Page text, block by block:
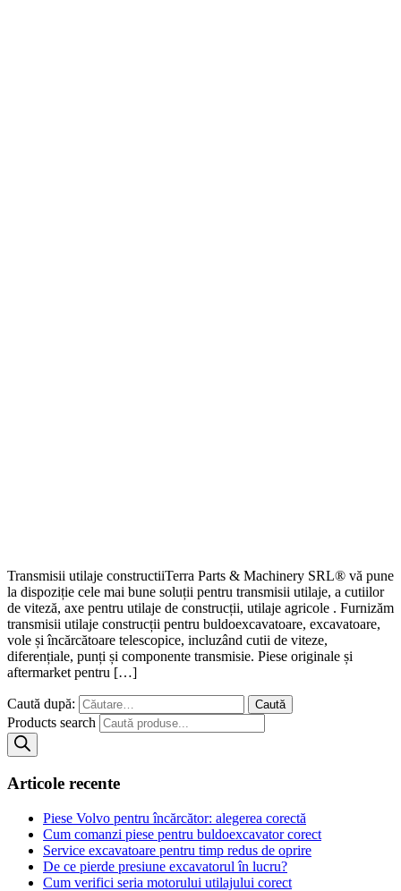
Transmisii utilaje constructiiTerra Parts & Machinery SRL® vă pune
la dispoziție cele mai bune soluții pentru transmisii utilaje, a cutiilor
de viteză, axe pentru utilaje de construcții, utilaje agricole . Furnizăm
transmisii utilaje construcții pentru buldoexcavatoare, excavatoare,
vole și încărcătoare telescopice, incluzând cutii de viteze,
diferențiale, punți și componente transmisie. Piese originale și
aftermarket pentru […]
Caută după:
Products search
Articole recente
Piese Volvo pentru încărcător: alegerea corectă
Cum comanzi piese pentru buldoexcavator corect
Service excavatoare pentru timp redus de oprire
De ce pierde presiune excavatorul în lucru?
Cum verifici seria motorului utilajului corect